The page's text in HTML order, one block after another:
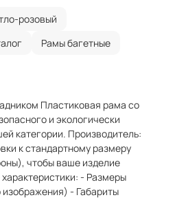
розовый
Рамы багетные
Пластиковая рама со
и экологически
категории. Производитель:
к стандартному размеру
чтобы ваше изделие
- Размеры
- Габариты